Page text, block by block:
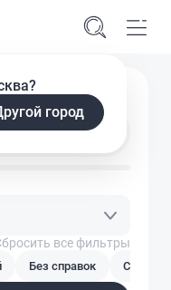
город
все фильтры
Без справок С